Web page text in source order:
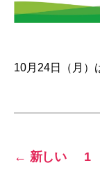
10月24日（月）
← 新しい 1